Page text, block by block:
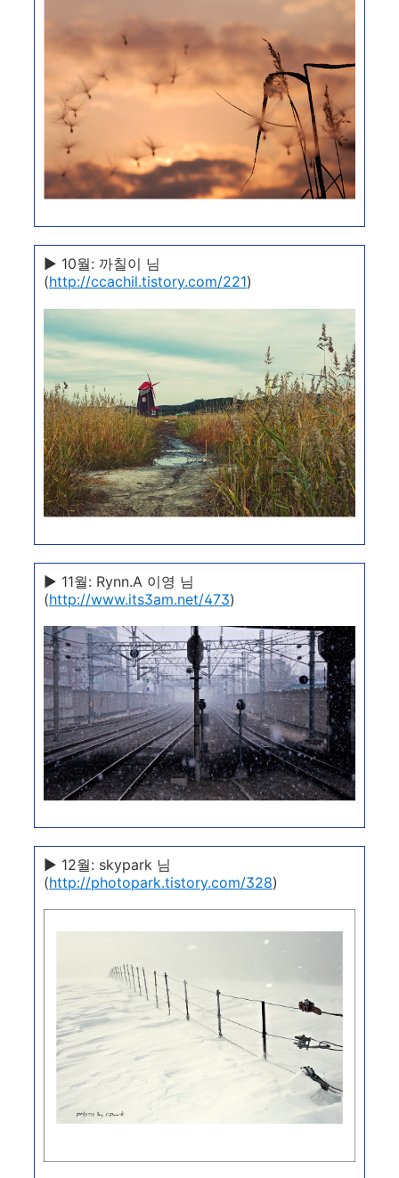
▶ 10월: 까칠이 님
(http://ccachil.tistory.com/221)
▶ 11월: Rynn.A 이영 님
(http://www.its3am.net/473)
▶ 12월: skypark 님
(http://photopark.tistory.com/328)